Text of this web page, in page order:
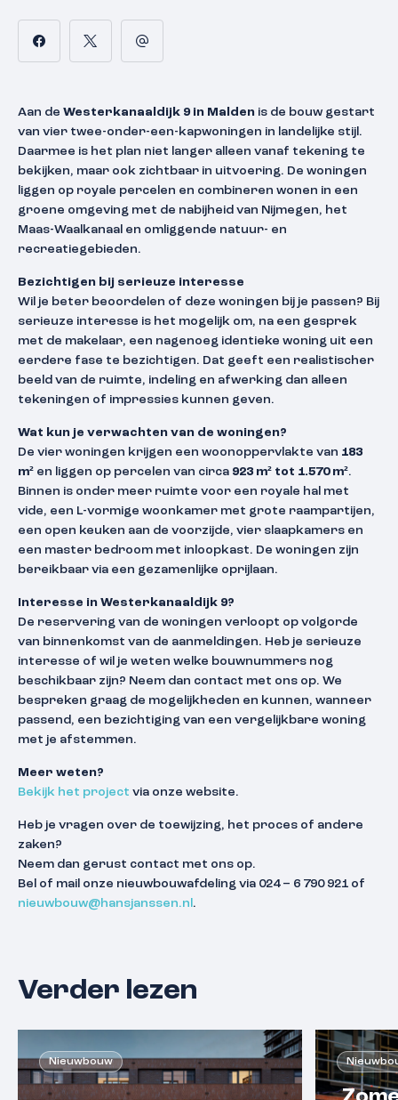
Aan de Westerkanaaldijk 9 in Malden is de bouw gestart
van vier twee-onder-een-kapwoningen in landelijke stijl.
Daarmee is het plan niet langer alleen vanaf tekening te
bekijken, maar ook zichtbaar in uitvoering. De woningen
liggen op royale percelen en combineren wonen in een
groene omgeving met de nabijheid van Nijmegen, het
Maas-Waalkanaal en omliggende natuur- en
recreatiegebieden.
Bezichtigen bij serieuze interesse
Wil je beter beoordelen of deze woningen bij je passen? Bij
serieuze interesse is het mogelijk om, na een gesprek
met de makelaar, een nagenoeg identieke woning uit een
eerdere fase te bezichtigen. Dat geeft een realistischer
beeld van de ruimte, indeling en afwerking dan alleen
tekeningen of impressies kunnen geven.
Wat kun je verwachten van de woningen?
De vier woningen krijgen een woonoppervlakte van 183
m² en liggen op percelen van circa 923 m² tot 1.570 m².
Binnen is onder meer ruimte voor een royale hal met
vide, een L-vormige woonkamer met grote raampartijen,
een open keuken aan de voorzijde, vier slaapkamers en
een master bedroom met inloopkast. De woningen zijn
bereikbaar via een gezamenlijke oprijlaan.
Interesse in Westerkanaaldijk 9?
De reservering van de woningen verloopt op volgorde
van binnenkomst van de aanmeldingen. Heb je serieuze
interesse of wil je weten welke bouwnummers nog
beschikbaar zijn? Neem dan contact met ons op. We
bespreken graag de mogelijkheden en kunnen, wanneer
passend, een bezichtiging van een vergelijkbare woning
met je afstemmen.
Meer weten?
Bekijk het project via onze website.
Heb je vragen over de toewijzing, het proces of andere
zaken?
Neem dan gerust contact met ons op.
Bel of mail onze nieuwbouwafdeling via 024 – 6 790 921 of
nieuwbouw@hansjanssen.nl .
Verder lezen
Nieuwbouw